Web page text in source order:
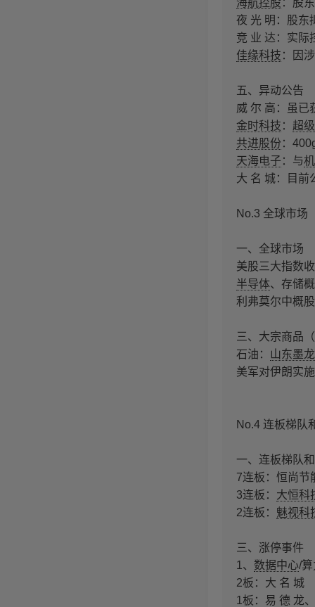
海航控股 ：股
夜 光 明：股东
竞 业 达：实际
佳缘科技 ：因
五、异动公告
威 尔 高：虽已
金时科技 ： 超
共进股份 ：
天海电子 ：与
大 名 城：目前
No.3 全球市场
一、全球市场
美股三大指数
半导体、存储
利弗莫尔中概
三、大宗商品
石油： 山东墨龙
美军对伊朗实
No.4 连板梯队
一、连板梯队
7连板：恒尚节
3连板： 大恒科
2连板： 魅视科
三、涨停事件
1、 数据中心/
2板：大 名 城
1板：易 德 龙、